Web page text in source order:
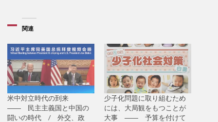
関連
米中対立時代の到来
―― 民主主義国と中国の
闘いの時代 / 外交、政
少子化問題に取り組むため
には、大局観をもつことが
大事 ―― 予算を付けて